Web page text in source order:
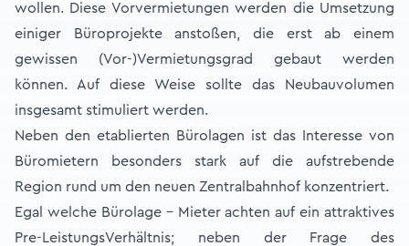
wollen. Diese Vorvermietungen werden die Umsetzung
einiger Büroprojekte anstoßen, die erst ab einem
gewissen (Vor-)Vermietungsgrad gebaut werden
können. Auf diese Weise sollte das Neubauvolumen
insgesamt stimuliert werden.
Neben den etablierten Bürolagen ist das Interesse von
Büromietern besonders stark auf die aufstrebende
Region rund um den neuen Zentralbahnhof konzentriert.
Egal welche Bürolage – Mieter achten auf ein attraktives
Pre-LeistungsVerhältnis; neben der Frage des